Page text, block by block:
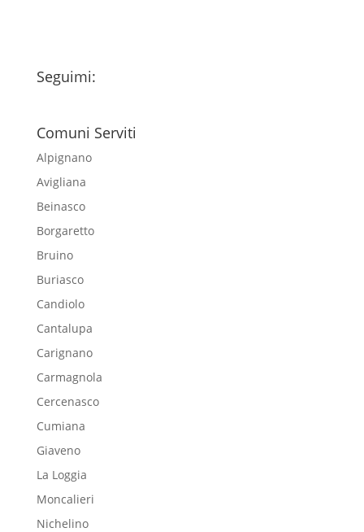
Seguimi:
Comuni Serviti
Alpignano
Avigliana
Beinasco
Borgaretto
Bruino
Buriasco
Candiolo
Cantalupa
Carignano
Carmagnola
Cercenasco
Cumiana
Giaveno
La Loggia
Moncalieri
Nichelino